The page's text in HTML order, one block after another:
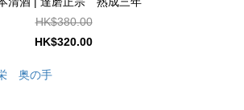
HK$380.00
HK$320.00